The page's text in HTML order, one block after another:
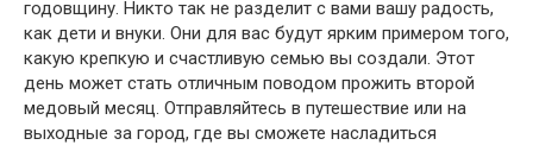
годовщину. Никто так не разделит с вами вашу радость,
как дети и внуки. Они для вас будут ярким примером того,
какую крепкую и счастливую семью вы создали. Этот
день может стать отличным поводом прожить второй
медовый месяц. Отправляйтесь в путешествие или на
выходные за город, где вы сможете насладиться